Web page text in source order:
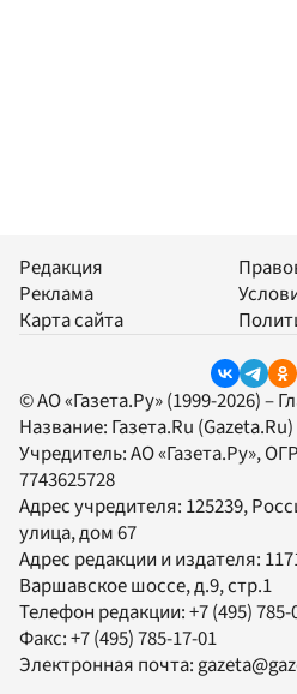
Редакция
Реклама
Карта сайта
© АО «Газета.Ру» (1999-2026) –
Название: Газета.Ru (Gazeta.Ru)
Учредитель:АО «Газета.Ру»,
7743625728
Адрес учредителя: 125239,
улица, дом 67
Адрес редакции и издателя:
Варшавское шоссе, д.9, стр.1
Телефон редакции:+7 (495)
Факс:+7 (495) 785-17-01
Электронная почта: